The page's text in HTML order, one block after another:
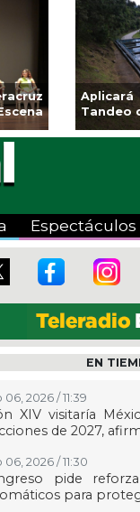
de
en
Espectáculos
EN
2026 / 11:39
XIV visitaría
de 2027,
06, 2026 / 11:30
pide
para